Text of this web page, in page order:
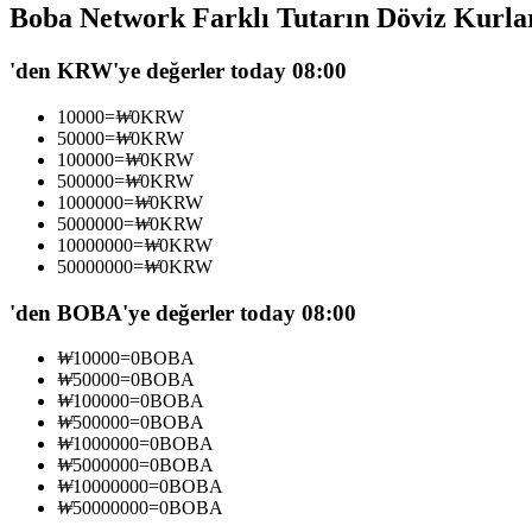
USDC'yi teminat olarak kullanan vadeli işlemler
Kopya Ticaret
En iyi traderlarla güçlerinizi birleştirin
Boba Network Farklı Tutarın Döviz
'den KRW'ye değerler today 08:00
10000=₩0KRW
50000=₩0KRW
100000=₩0KRW
500000=₩0KRW
1000000=₩0KRW
5000000=₩0KRW
10000000=₩0KRW
50000000=₩0KRW
'den BOBA'ye değerler today 08:00
₩10000=0BOBA
₩50000=0BOBA
₩100000=0BOBA
₩500000=0BOBA
₩1000000=0BOBA
₩5000000=0BOBA
₩10000000=0BOBA
₩50000000=0BOBA